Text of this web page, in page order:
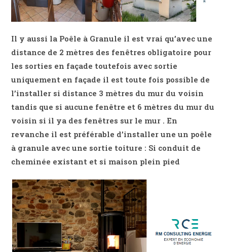
Il y aussi la Poêle à Granule il est vrai qu’avec une
distance de 2 mètres des fenêtres obligatoire pour
les sorties en façade toutefois avec sortie
uniquement en façade il est toute fois possible de
l’installer si distance 3 mètres du mur du voisin
tandis que si aucune fenêtre et 6 mètres du mur du
voisin si il ya des fenêtres sur le mur . En
revanche il est préférable d’installer une un poêle
à granule avec une sortie toiture : Si conduit de
cheminée existant et si maison plein pied